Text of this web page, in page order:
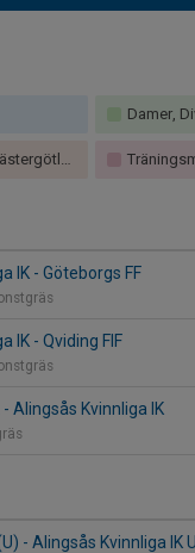
Damer,
IK - Göteborgs FF
IK - Qviding FIF
Alingsås Kvinnliga IK
- Alingsås Kvinnliga IK U